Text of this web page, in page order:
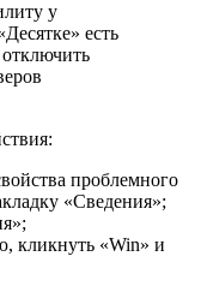
у
есть
проблемного
«Сведения»;
кликнуть «Win» и